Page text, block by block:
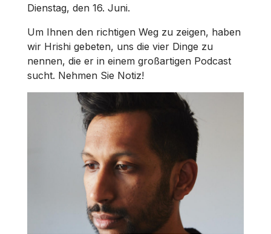
Dienstag, den 16. Juni.
Um Ihnen den richtigen Weg zu zeigen, haben
wir Hrishi gebeten, uns die vier Dinge zu
nennen, die er in einem großartigen Podcast
sucht. Nehmen Sie Notiz!